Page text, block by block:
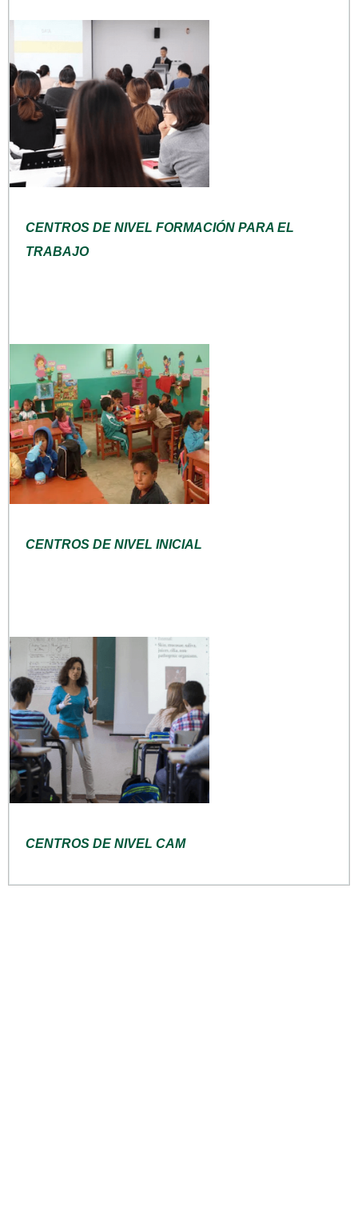
CENTROS DE NIVEL FORMACIÓN PARA EL
TRABAJO
CENTROS DE NIVEL INICIAL
CENTROS DE NIVEL CAM